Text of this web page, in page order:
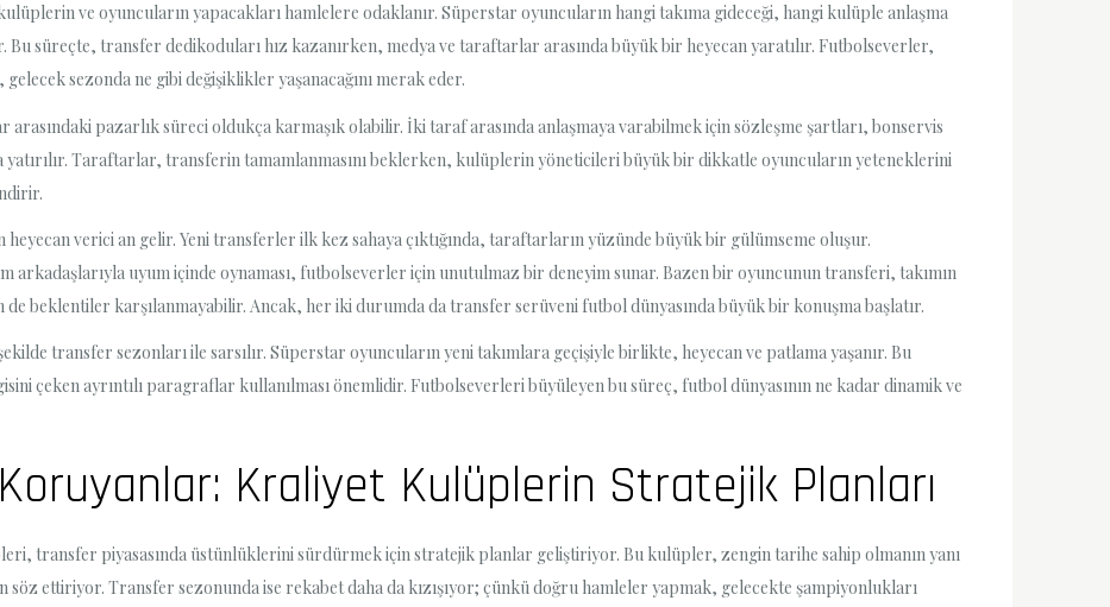
ve oyuncuların yapacakları hamlelere odaklanır. Süperstar oyuncuların hangi takıma gideceği, hangi kulüple anlaşma
Bu süreçte, transfer dedikoduları hız kazanırken, medya ve taraftarlar arasında büyük bir heyecan yaratılır. Futbolseverler,
sezonda ne gibi değişiklikler yaşanacağını merak eder.
pazarlık süreci oldukça karmaşık olabilir. İki taraf arasında anlaşmaya varabilmek için sözleşme şartları, bonservis
yatırılır. Taraftarlar, transferin tamamlanmasını beklerken, kulüplerin yöneticileri büyük bir dikkatle oyuncuların yeteneklerini
verici an gelir. Yeni transferler ilk kez sahaya çıktığında, taraftarların yüzünde büyük bir gülümseme oluşur.
arkadaşlarıyla uyum içinde oynaması, futbolseverler için unutulmaz bir deneyim sunar. Bazen bir oyuncunun transferi, takımın
beklentiler karşılanmayabilir. Ancak, her iki durumda da transfer serüveni futbol dünyasında büyük bir konuşma başlatır.
transfer sezonları ile sarsılır. Süperstar oyuncuların yeni takımlara geçişiyle birlikte, heyecan ve patlama yaşanır. Bu
çeken ayrıntılı paragraflar kullanılması önemlidir. Futbolseverleri büyüleyen bu süreç, futbol dünyasının ne kadar dinamik ve
Kraliyet Kulüplerin Stratejik Planları
transfer piyasasında üstünlüklerini sürdürmek için stratejik planlar geliştiriyor. Bu kulüpler, zengin tarihe sahip olmanın yanı
söz ettiriyor. Transfer sezonunda ise rekabet daha da kızışıyor; çünkü doğru hamleler yapmak, gelecekte şampiyonlukları